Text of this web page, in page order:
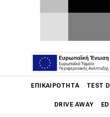
ΕΠΙΚΑΙΡΌΤΗΤΑ TEST
DRIVE AWAY
Παρά την
ακόμα μια μερίδα